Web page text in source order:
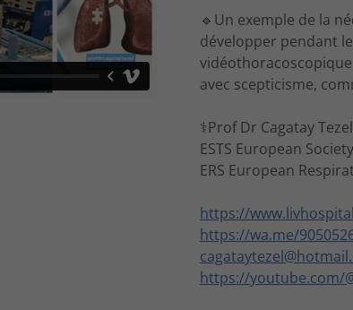
🔹Un exemple de la
développer pendant
avec scepticisme,
⚕Prof Dr Cagatay
ESTS European
ERS European
https://
https://wa.me/
https://youtube.com/